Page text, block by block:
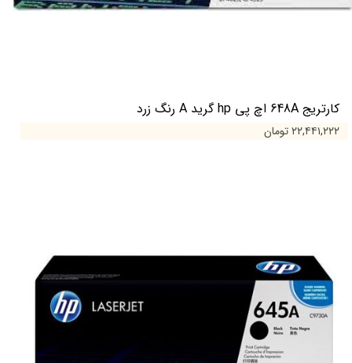
کارتریج 648A اچ پی hp گرید A رنگ زرد
۲۲,۴۴۱,۲۲۲ تومان